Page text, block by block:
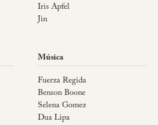
Iris Apfel
Jin
Música
Fuerza Regida
Benson Boone
Selena Gomez
Dua Lipa